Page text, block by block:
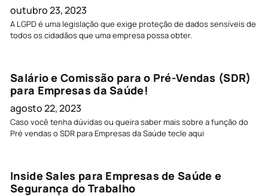
outubro 23, 2023
A LGPD é uma legislação que exige proteção de dados sensíveis de
todos os cidadãos que uma empresa possa obter.
Salário e Comissão para o Pré-Vendas (SDR)
para Empresas da Saúde!
agosto 22, 2023
Caso você tenha dúvidas ou queira saber mais sobre a função do
Pré vendas o SDR para Empresas da Saúde tecle aqui
Inside Sales para Empresas de Saúde e
Segurança do Trabalho